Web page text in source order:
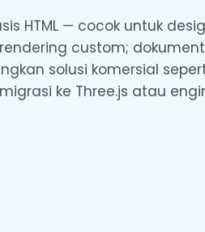
HTML — cocok untuk
custom;
solusi komersial
ke Three.js atau